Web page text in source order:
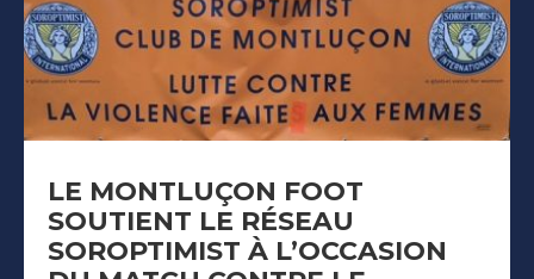
LE MONTLUÇON FOOT
SOUTIENT LE RÉSEAU
SOROPTIMIST À L’OCCASION